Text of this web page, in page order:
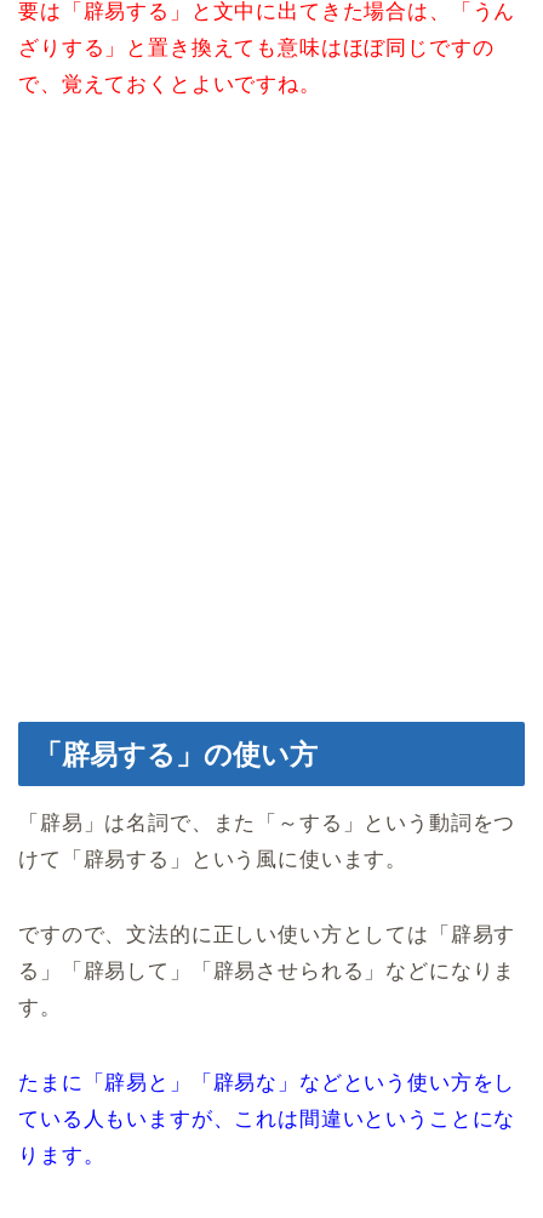
要は「辟易する」と文中に出てきた場合は、「うん
ざりする」と置き換えても意味はほぼ同じですの
で、覚えておくとよいですね。
「辟易する」の使い方
「辟易」は名詞で、また「～する」という動詞をつ
けて「辟易する」という風に使います。
ですので、文法的に正しい使い方としては「辟易す
る」「辟易して」「辟易させられる」などになりま
す。
たまに「辟易と」「辟易な」などという使い方をし
ている人もいますが、これは間違いということにな
ります。